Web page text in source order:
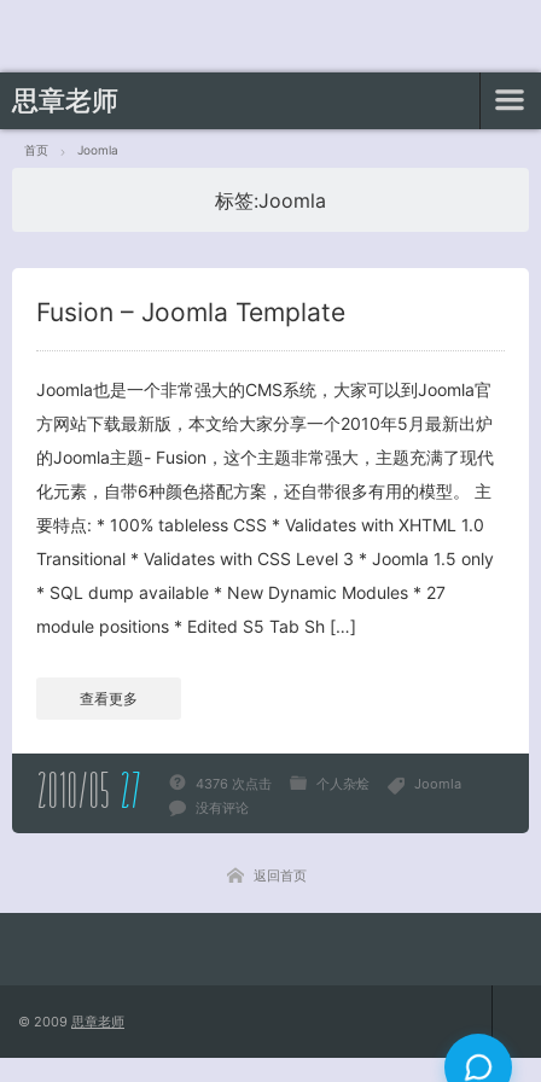
思章老师
首页 Joomla
标签:Joomla
Fusion – Joomla Template
Joomla也是一个非常强大的CMS系统，大家可以到Joomla官
方网站下载最新版，本文给大家分享一个2010年5月最新出炉
的Joomla主题- Fusion，这个主题非常强大，主题充满了现代
化元素，自带6种颜色搭配方案，还自带很多有用的模型。 主
要特点: * 100% tableless CSS * Validates with XHTML 1.0
Transitional * Validates with CSS Level 3 * Joomla 1.5 only
* SQL dump available * New Dynamic Modules * 27
module positions * Edited S5 Tab Sh […]
查看更多
2010/05 27 4376 次点击 个人杂烩
Joomla
没有评论
返回首页
客服小美
© 2009 思章老师